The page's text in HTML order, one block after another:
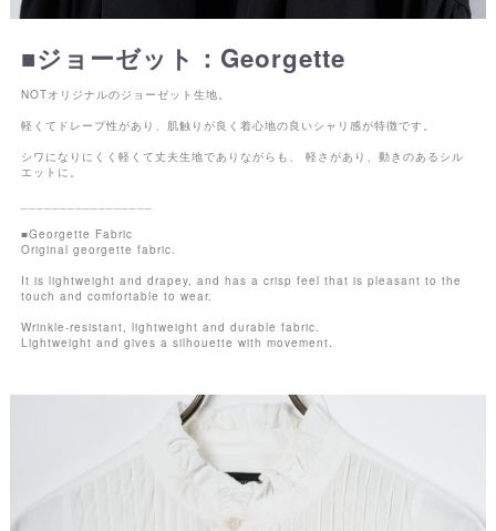
■ジョーゼット：Georgette
NOTオリジナルのジョーゼット生地。
軽くてドレープ性があり、肌触りが良く着心地の良いシャリ感が特徴です。
シワになりにくく軽くて丈夫生地でありながらも、 軽さがあり、動きのあるシル
エットに。
■Georgette Fabric
Original georgette fabric.
It is lightweight and drapey, and has a crisp feel that is pleasant to the
touch and comfortable to wear.
Wrinkle-resistant, lightweight and durable fabric.
Lightweight and gives a silhouette with movement.